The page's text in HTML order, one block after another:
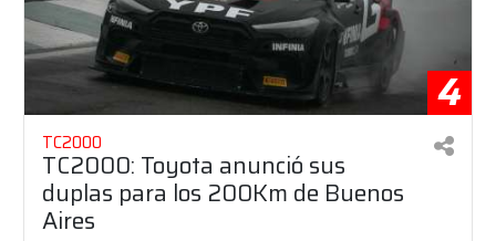
4
TC2000
TC2000: Toyota anunció sus
duplas para los 200Km de Buenos
Aires